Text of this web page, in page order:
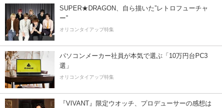
SUPER★DRAGON、自ら描いた”レトロフューチャ
ー”
オリコンタイアップ特集
パソコンメーカー社員が本気で選ぶ「10万円台PC3
選」
オリコンタイアップ特集
『VIVANT』限定ウオッチ、プロデューサーの感想は